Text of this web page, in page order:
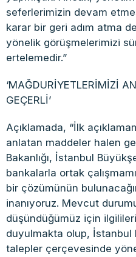
seferlerimizin devam
karar bir geri adım atma
yönelik görüşmelerimizi
ertelemedir.”
‘MAĞDURİYETLERİMİZİ
GEÇERLİ’
Açıklamada, “İlk
anlatan maddeler halen
Bakanlığı, İstanbul
bankalarla ortak
bir çözümünün
inanıyoruz. Mevcut
düşündüğümüz için
duyulmakta olup, İstanbul
talepler çerçevesinde